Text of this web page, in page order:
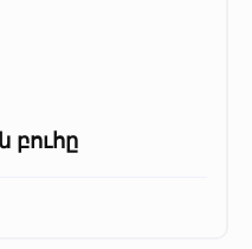
բուհը